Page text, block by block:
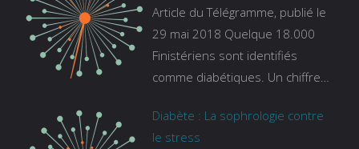
ons/les-experts/breizh-izel/vos-
questions-sur-le-sommeil
Article du Télégramme, publié le
29 mai 2018 Quelque 18.000
Finistériens sont identifiés
comme diabétiques. Un chiffre
tous ceux qui s’ignorent. « C’est
une pathologie qui continue à
Diabète : La sophrologie contre
le stress